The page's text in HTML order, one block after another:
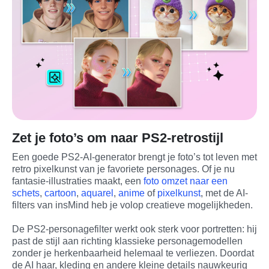
Zet je foto’s om naar PS2-retrostijl
Een goede PS2-AI-generator brengt je foto’s tot leven met
retro pixelkunst van je favoriete personages. Of je nu
fantasie-illustraties maakt, een foto omzet naar een
schets, cartoon, aquarel , anime of pixelkunst, met de AI-
filters van insMind heb je volop creatieve mogelijkheden.
De PS2-personagefilter werkt ook sterk voor portretten: hij
past de stijl aan richting klassieke personagemodellen
zonder je herkenbaarheid helemaal te verliezen. Doordat
de AI haar, kleding en andere kleine details nauwkeurig